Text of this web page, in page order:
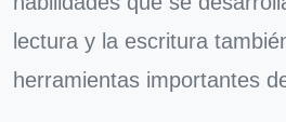
lectura y la escritura
herramientas importantes